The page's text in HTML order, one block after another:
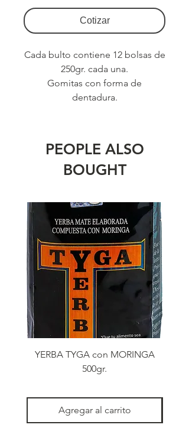
Cotizar
Cada bulto contiene 12 bolsas de
250gr. cada una.
Gomitas con forma de
dentadura.
PEOPLE ALSO
BOUGHT
YERBA TYGA con MORINGA
500gr.
Agregar al carrito